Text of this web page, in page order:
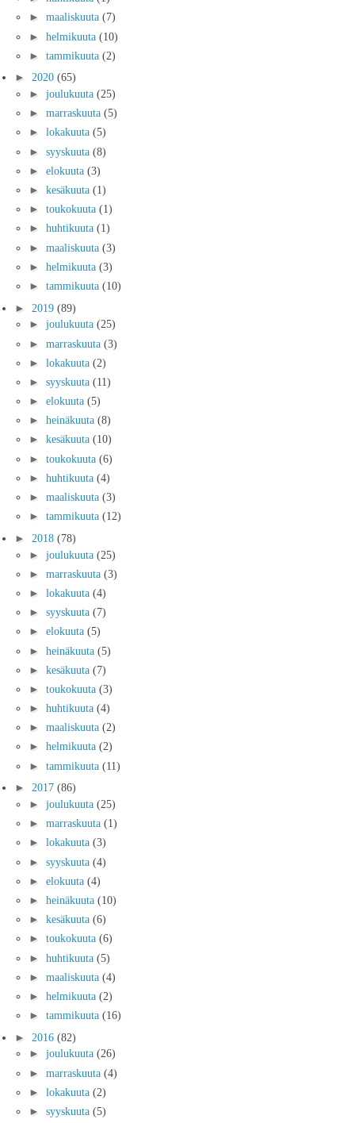
► maaliskuuta (7)
► helmikuuta (10)
► tammikuuta (2)
► 2020 (65)
► joulukuuta (25)
► marraskuuta (5)
► lokakuuta (5)
► syyskuuta (8)
► elokuuta (3)
► kesäkuuta (1)
► toukokuuta (1)
► huhtikuuta (1)
► maaliskuuta (3)
► helmikuuta (3)
► tammikuuta (10)
► 2019 (89)
► joulukuuta (25)
► marraskuuta (3)
► lokakuuta (2)
► syyskuuta (11)
► elokuuta (5)
► heinäkuuta (8)
► kesäkuuta (10)
► toukokuuta (6)
► huhtikuuta (4)
► maaliskuuta (3)
► tammikuuta (12)
► 2018 (78)
► joulukuuta (25)
► marraskuuta (3)
► lokakuuta (4)
► syyskuuta (7)
► elokuuta (5)
► heinäkuuta (5)
► kesäkuuta (7)
► toukokuuta (3)
► huhtikuuta (4)
► maaliskuuta (2)
► helmikuuta (2)
► tammikuuta (11)
► 2017 (86)
► joulukuuta (25)
► marraskuuta (1)
► lokakuuta (3)
► syyskuuta (4)
► elokuuta (4)
► heinäkuuta (10)
► kesäkuuta (6)
► toukokuuta (6)
► huhtikuuta (5)
► maaliskuuta (4)
► helmikuuta (2)
► tammikuuta (16)
► 2016 (82)
► joulukuuta (26)
► marraskuuta (4)
► lokakuuta (2)
► syyskuuta (5)